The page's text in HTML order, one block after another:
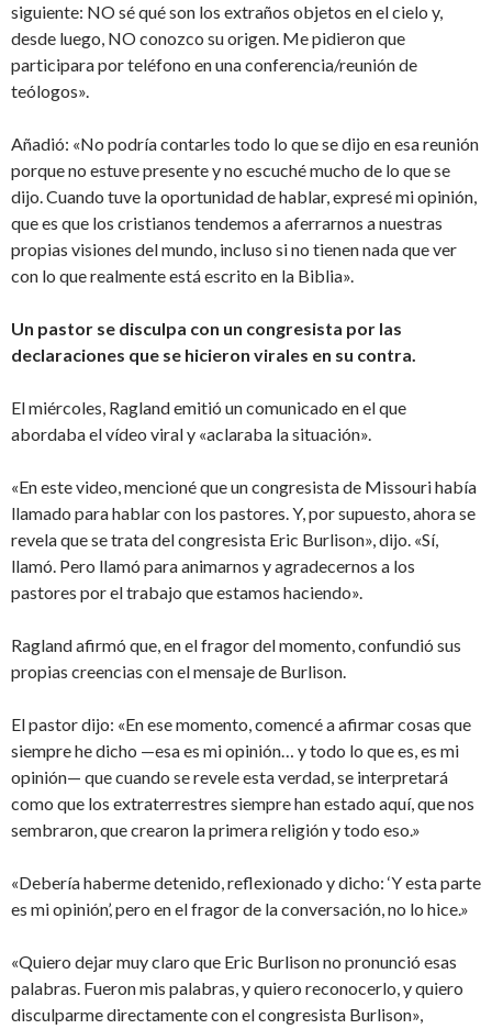
siguiente: NO sé qué son los extraños objetos en el cielo y,
desde luego, NO conozco su origen. Me pidieron que
participara por teléfono en una conferencia/reunión de
teólogos».
Añadió: «No podría contarles todo lo que se dijo en esa reunión
porque no estuve presente y no escuché mucho de lo que se
dijo. Cuando tuve la oportunidad de hablar, expresé mi opinión,
que es que los cristianos tendemos a aferrarnos a nuestras
propias visiones del mundo, incluso si no tienen nada que ver
con lo que realmente está escrito en la Biblia».
Un pastor se disculpa con un congresista por las
declaraciones que se hicieron virales en su contra.
El miércoles, Ragland emitió un comunicado en el que
abordaba el vídeo viral y «aclaraba la situación».
«En este video, mencioné que un congresista de Missouri había
llamado para hablar con los pastores. Y, por supuesto, ahora se
revela que se trata del congresista Eric Burlison», dijo. «Sí,
llamó. Pero llamó para animarnos y agradecernos a los
pastores por el trabajo que estamos haciendo».
Ragland afirmó que, en el fragor del momento, confundió sus
propias creencias con el mensaje de Burlison.
El pastor dijo: «En ese momento, comencé a afirmar cosas que
siempre he dicho —esa es mi opinión… y todo lo que es, es mi
opinión— que cuando se revele esta verdad, se interpretará
como que los extraterrestres siempre han estado aquí, que nos
sembraron, que crearon la primera religión y todo eso.»
«Debería haberme detenido, reflexionado y dicho: ‘Y esta parte
es mi opinión’, pero en el fragor de la conversación, no lo hice.»
«Quiero dejar muy claro que Eric Burlison no pronunció esas
palabras. Fueron mis palabras, y quiero reconocerlo, y quiero
disculparme directamente con el congresista Burlison»,